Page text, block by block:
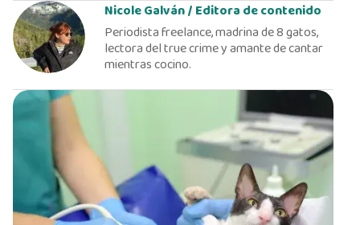
Nicole Galván /Editora de contenido
Periodista freelance, madrina de 8 gatos,
lectora del true crime y amante de cantar
mientras cocino.